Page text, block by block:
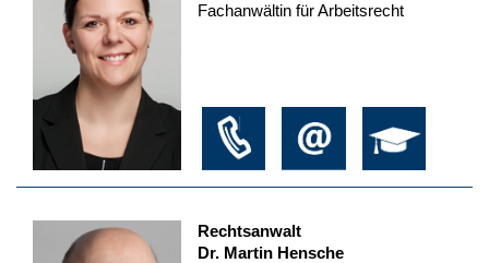
Fachanwältin für Arbeitsrecht
Rechtsanwalt
Dr. Martin Hensche